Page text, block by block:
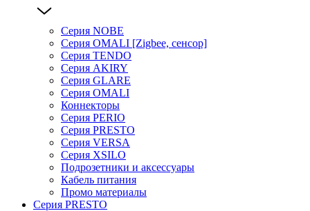
Серия NOBE
Серия OMALI [Zigbee, сенсор]
Серия TENDO
Серия AKIRY
Серия GLARE
Серия OMALI
Коннекторы
Серия PERIO
Серия PRESTO
Серия VERSA
Серия XSILO
Подрозетники и аксессуары
Кабель питания
Промо материалы
Серия PRESTO